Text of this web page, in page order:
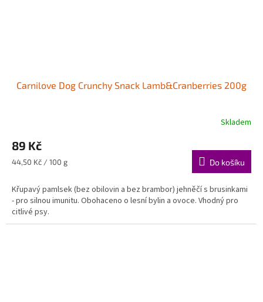
Carnilove Dog Crunchy Snack Lamb&Cranberries 200g
Skladem
89 Kč
Měrná
44,50 Kč / 100 g Do košíku
Křupavý pamlsek (bez obilovin a bez brambor) jehněčí s brusinkami
- pro silnou imunitu. Obohaceno o lesní bylin a ovoce. Vhodný pro
citlivé psy.